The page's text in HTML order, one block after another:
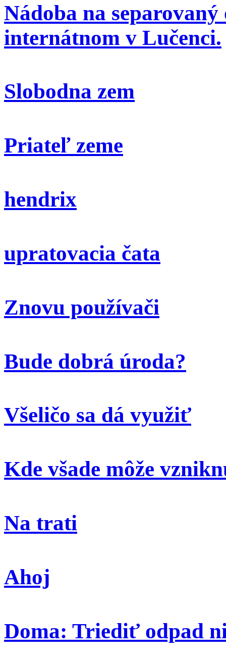
Nádoba na
internátnom v Lučenci.
Slobodna zem
Priateľ zeme
hendrix
upratovacia čata
Znovu používači
Bude dobrá úroda?
Všeličo sa dá využiť
Kde všade môže
Na trati
Ahoj
Doma: Triediť odpad